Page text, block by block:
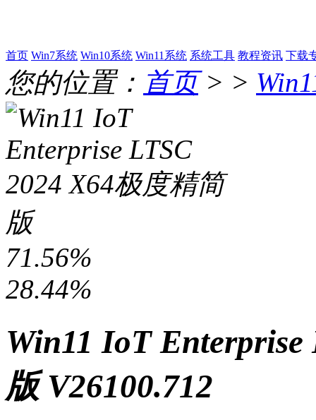
首页 Win7系统 Win10系统 Win11系统 系统工具 教程资讯 下载
您的位置： 首页> >
71.56%
28.44%
Win11 IoT
版 V26100.712